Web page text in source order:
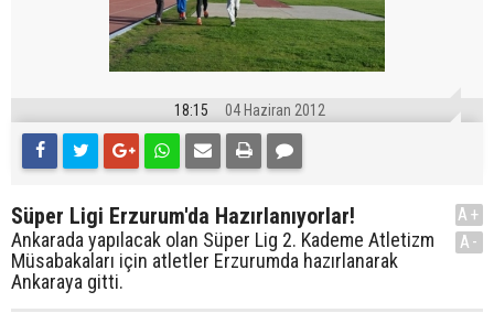
18:15 04 Haziran 2012
Süper Ligi Erzurum'da Hazırlanıyorlar!
Ankarada yapılacak olan Süper Lig 2. Kademe Atletizm
Müsabakaları için atletler Erzurumda hazırlanarak
Ankaraya gitti.
A+
A-